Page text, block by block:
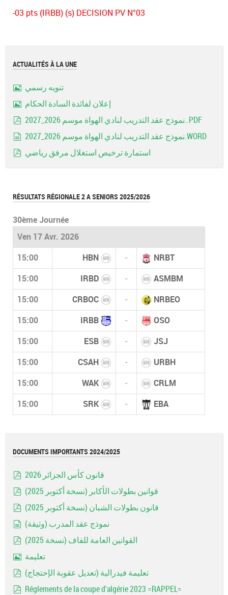
-03 pts (IRBB) (s) DECISION PV N°03
ACTUALITÉS À LA UNE
تنويه رسمي
إعلان لفائدة السادة الحكام
نموذج عقد التدريب لنادي الهواة موسم 2026_2027..PDF
نموذج عقد التدريب لنادي الهواة موسم 2026_2027.WORD
استمارة ترخيص استغلال مرفق رياضي
RÉSULTATS RÉGIONALE 2 A SENIORS 2025/2026
30ème Journée
Ven 17 Avr. 2026
15:00 HBN - NRBT
15:00 IRBD - ASMBM
15:00 CRBOC - NRBEO
15:00 IRBB - OSO
15:00 ESB - JSJ
15:00 CSAH - URBH
15:00 WAK - CRLM
15:00 SRK - EBA
DOCUMENTS IMPORTANTS 2024/2025
قانون كأس الجزائر 2026
قوانين بطولات الأكابر (نسخة أكتوبر 2025)
قانون بطولات الشبان (نسخة أكتوبر 2025)
نموذج عقد المدرب (وثيقة)
القوانين العامة للفاف (نسخة 2025)
تعليمة
تعليمة فيدرالية (تعديل عقوبة الإحتجاج)
Réglements de la coupe d'algérie 2023 =RAPPEL=